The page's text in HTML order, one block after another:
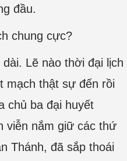
đầu.
chung cực?
Lẽ nào thời đại lịch
mạch thật sự đến rồi
chủ ba đại huyết
viễn nắm giữ các thứ
Thánh, đã sắp thoái